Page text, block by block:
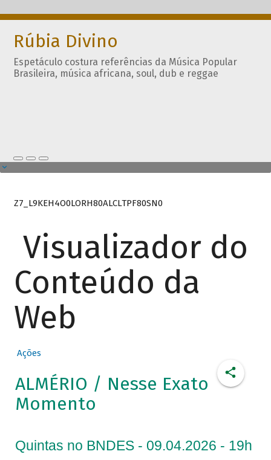
Rúbia Divino
Espetáculo costura referências da Música Popular
Brasileira, música africana, soul, dub e reggae
Z7_L9KEH4O0LORH80ALCLTPF80SN0
Visualizador do
Conteúdo da
Web
Ações
ALMÉRIO / Nesse Exato
Momento
Quintas no BNDES - 09.04.2026 - 19h